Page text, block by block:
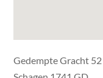
Gedempte Gracht 52